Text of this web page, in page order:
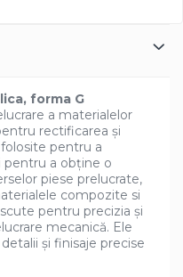
forma G
a materialelor
rectificarea și
pentru a
pentru a obține o
piese prelucrate,
compozite si
pentru precizia și
mecanică. Ele
și finisaje precise